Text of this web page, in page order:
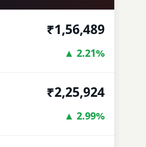
₹1,56,489
▲ 2.21%
₹2,25,924
▲ 2.99%